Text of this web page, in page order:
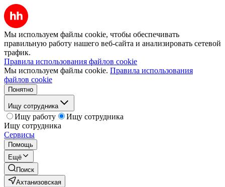
Мы используем файлы cookie, чтобы обеспечивать
правильную работу нашего веб-сайта и анализировать сетевой
трафик.
Правила использования файлов cookie
Мы используем файлы cookie. Правила использования
файлов cookie
Понятно
Ищу сотрудника
Ищу работу
Ищу сотрудника
Ищу сотрудника
Сервисы
Помощь
Ещё
Поиск
Ахтанизовская